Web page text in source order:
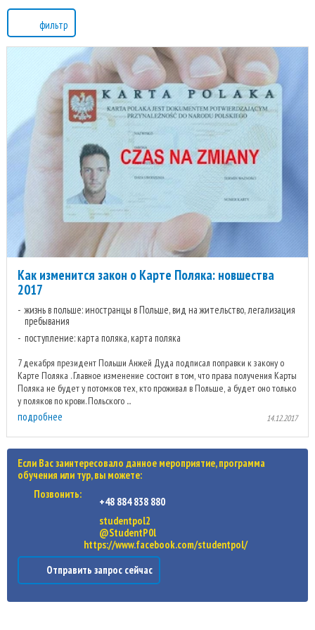
фильтр
Как изменится закон о Карте Поляка: новшества
2017
жизнь в польше: иностранцы в Польше, вид на жительство, легализация
пребывания
поступление: карта поляка, карта поляка
7 декабря президент Польши Анжей Дуда подписал поправки к закону о
Карте Поляка . Главное изменение состоит в том, что права получения Карты
Поляка не будет у потомков тех, кто проживал в Польше, а будет оно только
у поляков по крови. Польского ...
подробнее 14.12.2017
Если Вас заинтересовало данное мероприятие, программа
обучения или тур, вы можете:
Позвонить:
+48 884 838 880
studentpol2
@StudentP0l
https://www.facebook.com/studentpol/
Отправить запрос сейчас